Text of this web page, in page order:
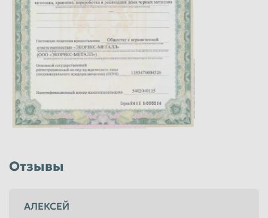
Отзывы
АЛЕКСЕЙ